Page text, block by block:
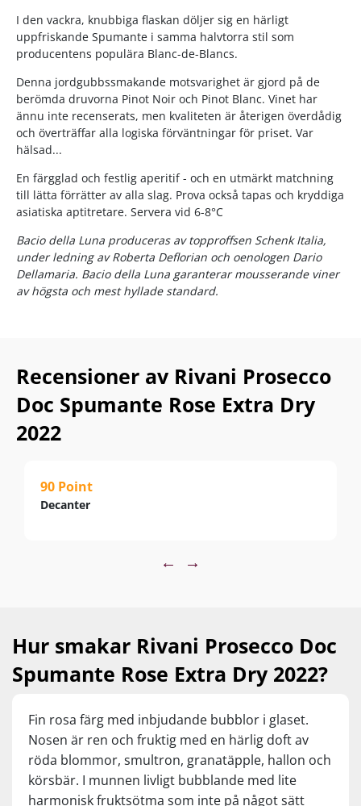
I den vackra, knubbiga flaskan döljer sig en härligt
uppfriskande Spumante i samma halvtorra stil som
producentens populära Blanc-de-Blancs.
Denna jordgubbssmakande motsvarighet är gjord på de
berömda druvorna Pinot Noir och Pinot Blanc. Vinet har
ännu inte recenserats, men kvaliteten är återigen överdådig
och överträffar alla logiska förväntningar för priset. Var
hälsad...
En färgglad och festlig aperitif - och en utmärkt matchning
till lätta förrätter av alla slag. Prova också tapas och kryddiga
asiatiska aptitretare. Servera vid 6-8°C
Bacio della Luna produceras av topproffsen Schenk Italia,
under ledning av Roberta Deflorian och oenologen Dario
Dellamaria. Bacio della Luna garanterar mousserande viner
av högsta och mest hyllade standard.
Recensioner av Rivani Prosecco
Doc Spumante Rose Extra Dry
2022
90 Point
Decanter
← →
Hur smakar Rivani Prosecco Doc
Spumante Rose Extra Dry 2022?
Fin rosa färg med inbjudande bubblor i glaset.
Nosen är ren och fruktig med en härlig doft av
röda blommor, smultron, granatäpple, hallon och
körsbär. I munnen livligt bubblande med lite
harmonisk fruktsötma som inte på något sätt